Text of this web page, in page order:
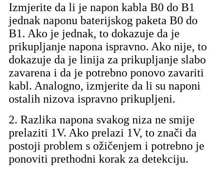
Izmjerite da li je napon kabla B0 do B1
jednak naponu baterijskog paketa B0 do
B1. Ako je jednak, to dokazuje da je
prikupljanje napona ispravno. Ako nije, to
dokazuje da je linija za prikupljanje slabo
zavarena i da je potrebno ponovo zavariti
kabl. Analogno, izmjerite da li su naponi
ostalih nizova ispravno prikupljeni.
2. Razlika napona svakog niza ne smije
prelaziti 1V. Ako prelazi 1V, to znači da
postoji problem s ožičenjem i potrebno je
ponoviti prethodni korak za detekciju.